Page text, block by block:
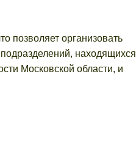
позволяет организовать
находящихся
Московской области, и